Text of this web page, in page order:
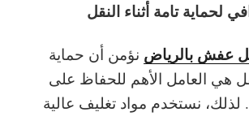
لحماية تامة أثناء النقل
عفش بالرياض نؤمن أن حماية
هي العامل الأهم للحفاظ على
نستخدم مواد تغليف عالية